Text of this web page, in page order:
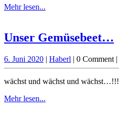
Mehr lesen...
Unser Gemüsebeet…
6. Juni 20206.
Juni
2020
| Haberl Haberl
| 0 Comment |
wächst und wächst und wächst…!!!
Mehr lesen...